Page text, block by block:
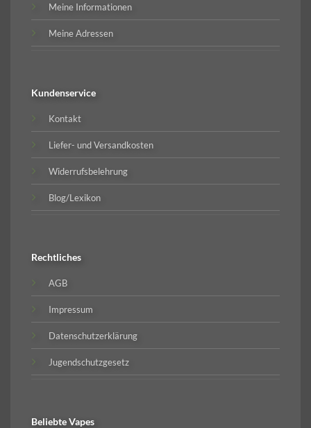
Meine Informationen
Meine Adressen
Kundenservice
Kontakt
Liefer- und Versandkosten
Widerrufsbelehrung
Blog/Lexikon
Rechtliches
AGB
Impressum
Datenschutzerklärung
Jugendschutzgesetz
BeliebteVapes